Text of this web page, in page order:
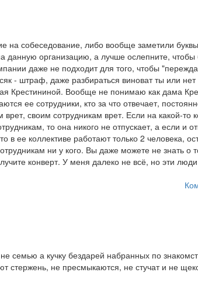
на собеседование, либо вообще заметили
данную организацию, а лучше ослепните,
даже не подходит для того, чтобы
- штраф, даже разбираться виноват ты или нет
Крестининой. Вообще не понимаю как дама
ее сотрудники, кто за что отвечает,
своим сотрудникам врет. Если на какой-то
то она никого не отпускает, а если и
в ее коллективе работают только 2 человека,
ни у кого. Вы даже можете не знать о
конверт. У меня далеко не всё, но эти
семью а кучку бездарей набранных по
стержень, не пресмыкаются, не стучат и не